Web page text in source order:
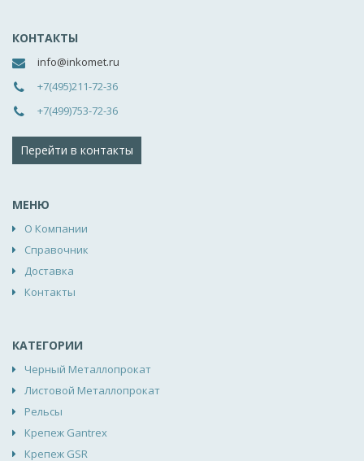
КОНТАКТЫ
info@inkomet.ru
+7(495)211-72-36
+7(499)753-72-36
Перейти в контакты
МЕНЮ
О Компании
Справочник
Доставка
Контакты
КАТЕГОРИИ
Черный Металлопрокат
Листовой Металлопрокат
Рельсы
Крепеж Gantrex
Крепеж GSR